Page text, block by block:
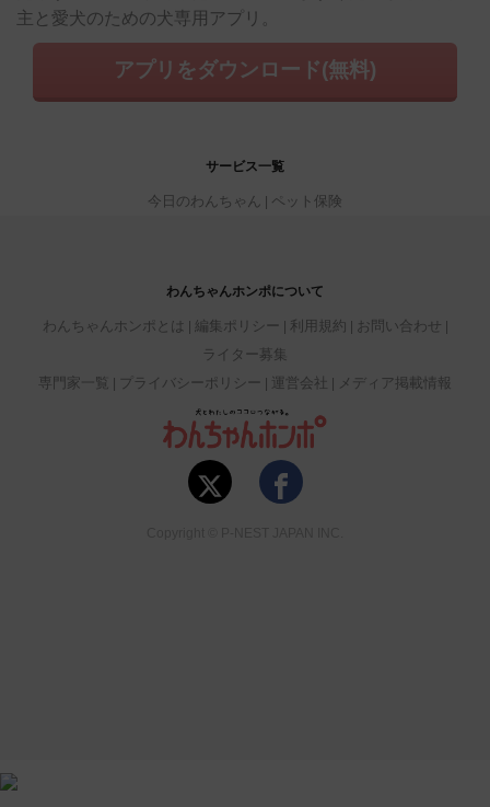
主と愛犬のための犬専用アプリ。
アプリをダウンロード(無料)
サービス一覧
今日のわんちゃん ペット保険
わんちゃんホンポについて
わんちゃんホンポとは 編集ポリシー 利用規約
お問い合わせ
ライター募集
専門家一覧
プライバシーポリシー 運営会社 メディア掲載情報